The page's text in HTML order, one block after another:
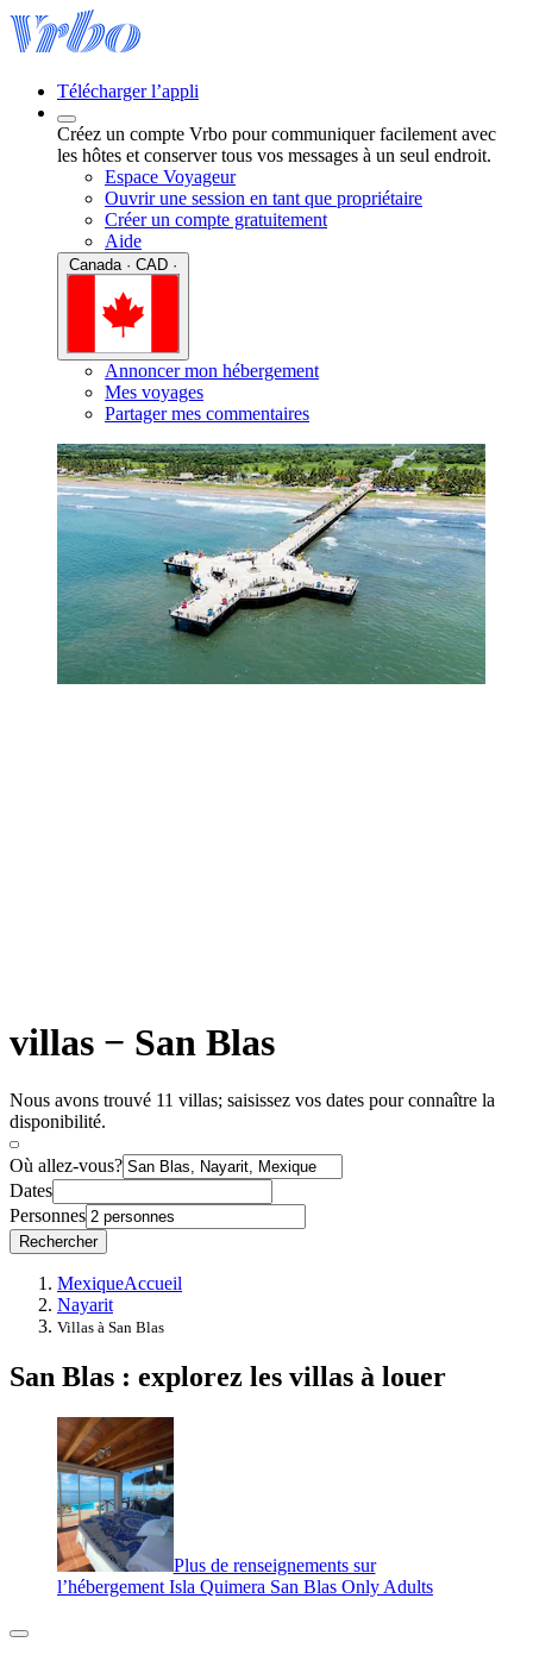
Télécharger l’appli
Créez un compte Vrbo pour communiquer facilement avec
les hôtes et conserver tous vos messages à un seul endroit.
Espace Voyageur
Ouvrir une session en tant que propriétaire
Créer un compte gratuitement
Aide
Annoncer mon hébergement
Mes voyages
Partager mes commentaires
villas − San Blas
Nous avons trouvé 11 villas; saisissez vos dates pour connaître la
disponibilité.
Où allez-vous?
Dates
Personnes
Rechercher
MexiqueAccueil
Nayarit
Villas à San Blas
San Blas : explorez les villas à louer
Plus de renseignements sur
l’hébergement Isla Quimera San Blas Only Adults